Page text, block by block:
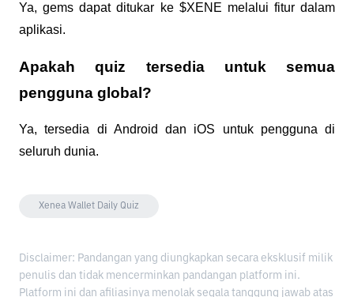
Ya, gems dapat ditukar ke $XENE melalui fitur dalam
aplikasi.
Apakah quiz tersedia untuk semua
pengguna global?
Ya, tersedia di Android dan iOS untuk pengguna di
seluruh dunia.
Xenea Wallet Daily Quiz
Disclaimer: Pandangan yang diungkapkan secara eksklusif milik
penulis dan tidak mencerminkan pandangan platform ini.
Platform ini dan afiliasinya menolak segala tanggung jawab atas